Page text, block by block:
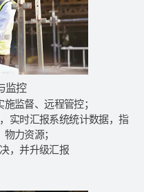
监控
监督、远程管控；
实时汇报系统统计数据，指
力资源；
，并升级汇报